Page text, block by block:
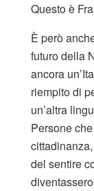
Questo è
È però
futuro della
ancora
riempito di
un’altra
Persone
del sentire